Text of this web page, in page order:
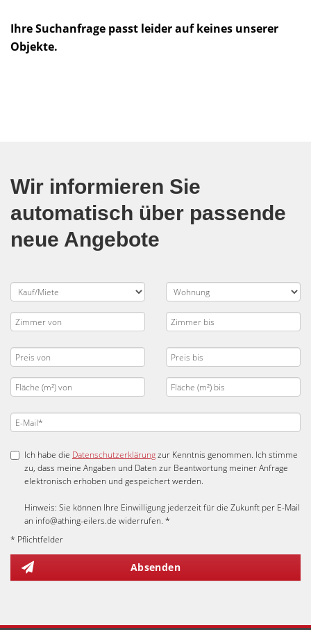
Ihre Suchanfrage passt leider auf keines unserer
Objekte.
Wir informieren Sie
automatisch über passende
neue Angebote
Ich habe die Datenschutzerklärungzur Kenntnis genommen. Ich stimme
zu, dass meine Angaben und Daten zur Beantwortung meiner Anfrage
elektronisch erhoben und gespeichert werden.
Hinweis: Sie können Ihre Einwilligung jederzeit für die Zukunft per E-Mail
an info@athing-eilers.de widerrufen. *
* Pflichtfelder
Absenden